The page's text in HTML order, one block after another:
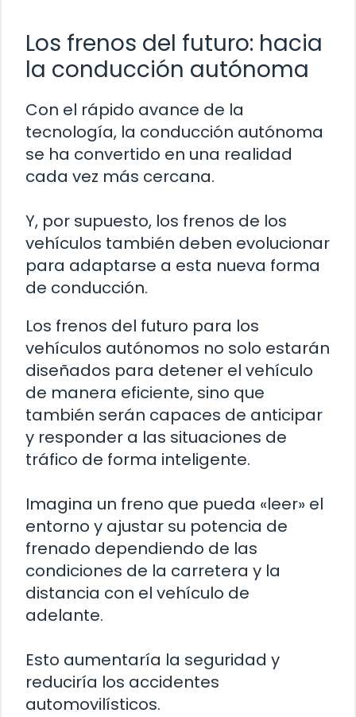
Los frenos del futuro: hacia
la conducción autónoma
Con el rápido avance de la
tecnología, la conducción autónoma
se ha convertido en una realidad
cada vez más cercana.
Y, por supuesto, los frenos de los
vehículos también deben evolucionar
para adaptarse a esta nueva forma
de conducción.
Los frenos del futuro para los
vehículos autónomos no solo estarán
diseñados para detener el vehículo
de manera eficiente, sino que
también serán capaces de anticipar
y responder a las situaciones de
tráfico de forma inteligente.
Imagina un freno que pueda «leer» el
entorno y ajustar su potencia de
frenado dependiendo de las
condiciones de la carretera y la
distancia con el vehículo de
adelante.
Esto aumentaría la seguridad y
reduciría los accidentes
automovilísticos.